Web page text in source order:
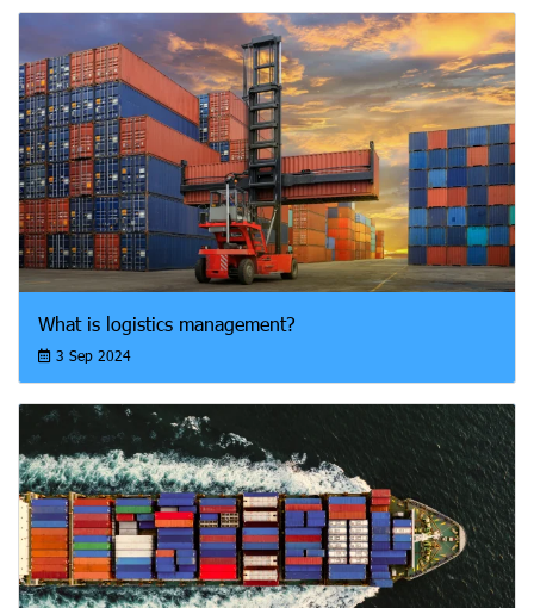
What is logistics management?
3 Sep 2024